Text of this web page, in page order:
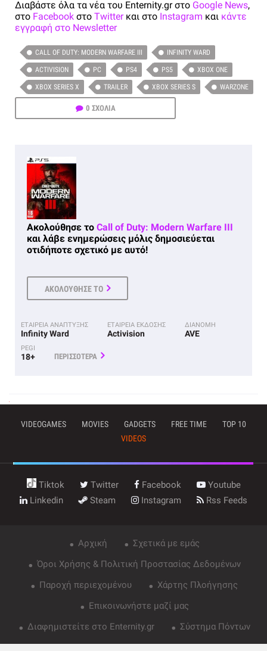
Διαβάστε όλα τα νέα του Enternity.gr στο Google News,
στο Facebook στο Twitterκαι στο Instagram και κάντε
εγγραφή στο Newsletter
CALL OF DUTY: MODERN WARFARE III INFINITY WARD
ACTIVISION PC PS4 PS5 XBOX ONE
XBOX SERIES X TRAILER XBOX SERIES S WARZONE
0 ΣΧΟΛΙΑ
Ακολούθησε το Call of Duty: Modern Warfare III
και λάβε ενημερώσεις μόλις δημοσιεύεται
οτιδήποτε σχετικό με αυτό!
ΑΚΟΛΟΥΘΗΣΕ ΤΟ
ΕΤΑΙΡΕΙΑ ΑΝΑΠΤΥΞΗΣ
Infinity Ward
ΕΤΑΙΡΕΙΑ ΕΚΔΟΣΗΣ
Activision
ΔΙΑΝΟΜΗ
AVE
PEGI
18+ ΠΕΡΙΣΣΟΤΕΡΑ
VIDEOGAMES MOVIES GADGETS FREE TIME
TOP 10
VIDEOS
Tiktok Twitter Facebook
Youtube
Linkedin
Steam Instagram Rss Feeds
Αρχική
Σχετικά με εμάς
Όροι Χρήσης & Πολιτική Προστασίας Δεδομένων
Παροχή περιεχομένου
Χάρτης Πλοήγησης
Επικοινωνήστε μαζί μας
Διαφημιστείτε στο Enternity.gr
Σύστημα Πόντων